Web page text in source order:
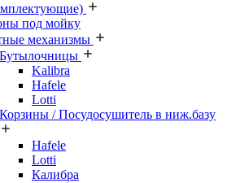
под мойку
механизмы
Бутылочницы
Kalibra
Hafele
Lotti
Корзины / Посудосушитель в ниж.базу
Hafele
Lotti
Калибра